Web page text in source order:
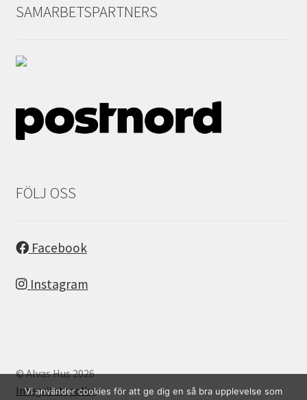
SAMARBETSPARTNERS
FÖLJ OSS
Facebook
Instagram
© Alvas Hus 2026
Integritetspolicy
Vi använder cookies för att ge dig en så bra upplevelse som